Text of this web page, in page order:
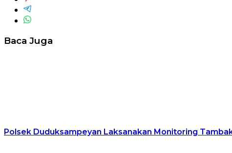
Baca Juga
Polsek Duduksampeyan Laksanakan Monitoring